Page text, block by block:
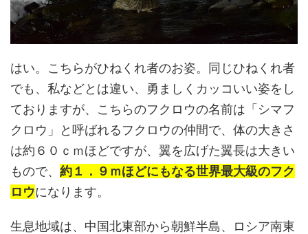
はい。こちらがひねくれ者のお姿。同じひねくれ者
でも、私などとは違い、勇ましくカッコいい姿をし
ておりますが、こちらのフクロウの名前は「シマフ
クロウ」と呼ばれるフクロウの仲間で、体の大きさ
は約６０ｃｍほどですが、翼を広げた翼長は大きい
もので、 約１．９ｍほどにもなる世界最大級のフク
ロウになります。
生息地域は、中国北東部から朝鮮半島、ロシア南東